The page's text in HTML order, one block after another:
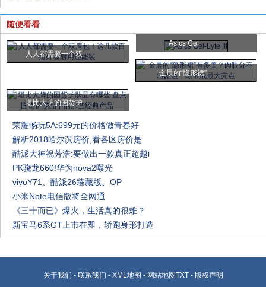
随便看看
人人都需要一个双
Asics Ge
金晨的“隐形裙”
堪比大牌的国货护
荣耀畅玩5A:699元的价格做青春好
解析2018哈尔滨房价,看各区房价是
酷派大神祝芳浩:要做出一款真正超越i
PK骁龙660!华为nova2曝光
vivoY71、酷派26臻藏版、OP
小米Note电信版将全网通
《三十而已》爆火，生活真的很难？
新宝马6系GT上市在即，轿跑身形打造
关于我们 - 联系我们 - XML地图 - 网站地图TXT- 版权声明